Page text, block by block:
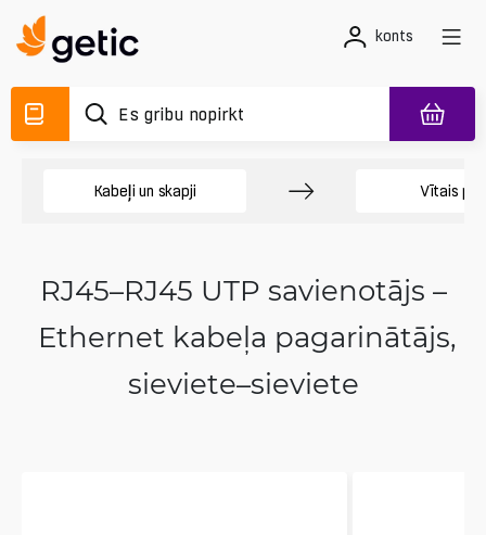
konts
Kabeļi un skapji Vītais
RJ45–RJ45 UTP savienotājs –
Ethernet kabeļa pagarinātājs,
sieviete–sieviete